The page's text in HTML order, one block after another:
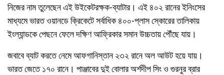
নিজের নাম তুলেছেন এই উইকেটরক্ষক-ব্যাটার। এই ৪০২ রানের ইনিংসের
মাধ্যমে ভারত ওয়ানডে ক্রিকেটে সর্বাধিক ৪০০-প্লাস স্কোরের তালিকায়
ইংল্যান্ডকে পেছনে ফেলে দক্ষিণ আফ্রিকার সমান উচ্চতায় পৌঁছে যায়।
জবাবে ব্যাট করতে নেমে আফগানিস্তান ২৩২ রানে অল আউট হয়ে যায়।
ভারত জেতে ১৭০ রানে। পাঞ্জাবের দুই বোলার অর্শদীপ সিং ও গুরনুর ব্রার